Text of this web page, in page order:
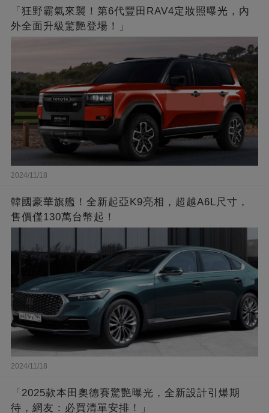
「狂野霸氣來襲！第6代豐田RAV4定妝照曝光，內
外全面升級驚艷登場！」
2024/11/18
韓國豪華旗艦！全新起亞K9亮相，超越A6L尺寸，
售價僅130萬台幣起！
2024/11/18
「2025款本田奧德賽驚艷曝光，全新設計引爆期
待，網友：必買清單安排！」